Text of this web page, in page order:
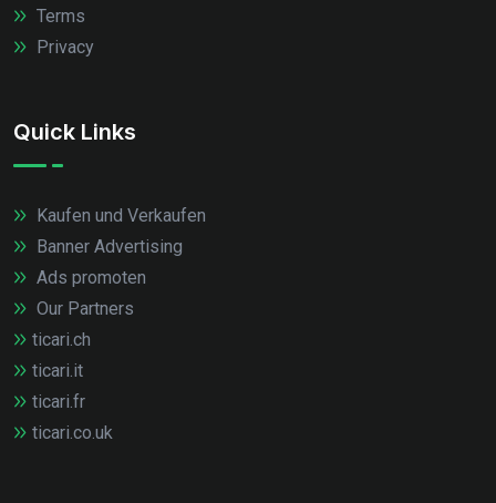
Terms
Privacy
Quick Links
Kaufen und Verkaufen
Banner Advertising
Ads promoten
Our Partners
ticari.ch
ticari.it
ticari.fr
ticari.co.uk